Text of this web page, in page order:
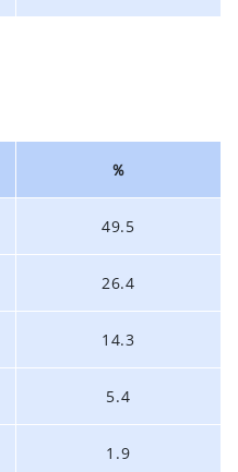
％
49.5
26.4
14.3
5.4
1.9